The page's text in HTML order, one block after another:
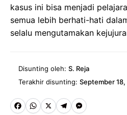
kasus ini bisa menjadi
semua lebih berhati-hati
selalu mengutamakan
Disunting oleh: S. Reja
Terakhir disunting: September
Fa W
X
Te M